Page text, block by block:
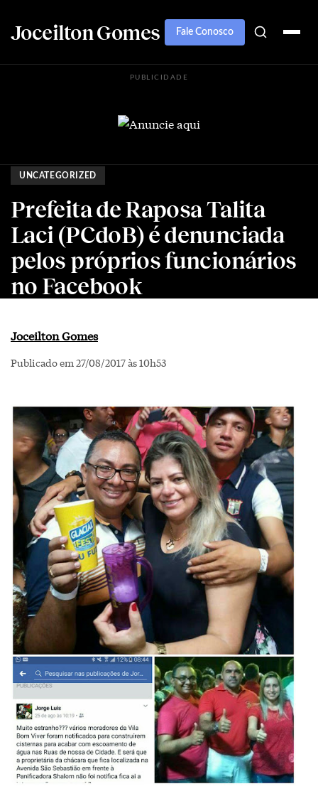
Joceilton Gomes Fale Conosco
PUBLICIDADE
UNCATEGORIZED
Prefeita de Raposa Talita
Laci (PCdoB) é denunciada
pelos próprios funcionários
no Facebook
Joceilton Gomes
Publicado em 27/08/2017 às 10h53